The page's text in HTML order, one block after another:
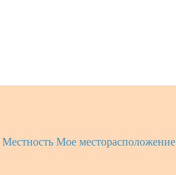
Местность Мое месторасположение